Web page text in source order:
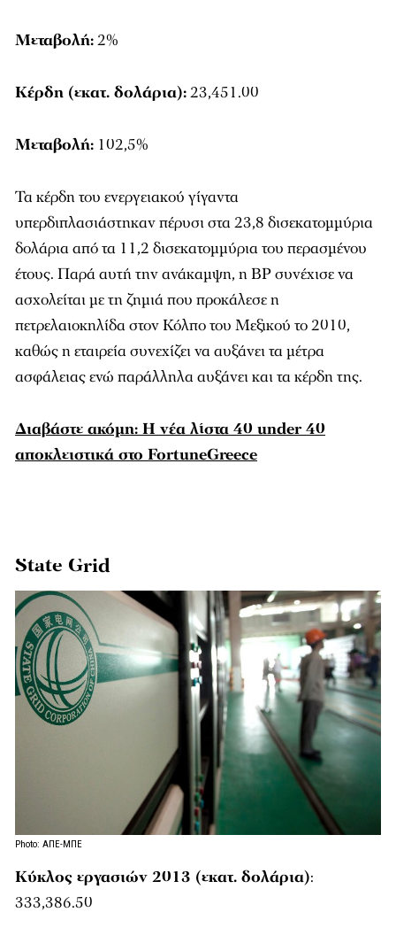
Μεταβολή:2%
Κέρδη (εκατ. δολάρια):23,451.00
Μεταβολή: 102,5%
Τα κέρδη του ενεργειακού γίγαντα
υπερδιπλασιάστηκαν πέρυσι στα 23,8 δισεκατομμύρια
δολάρια από τα 11,2 δισεκατομμύρια του περασμένου
έτους. Παρά αυτή την ανάκαμψη, η ΒΡ συνέχισε να
ασχολείται με τη ζημιά που προκάλεσε η
πετρελαιοκηλίδα στον Κόλπο του Μεξικού το 2010,
καθώς η εταιρεία συνεχίζει να αυξάνει τα μέτρα
ασφάλειας ενώ παράλληλα αυξάνει και τα κέρδη της.
Διαβάστε ακόμη: Η νέα λίστα 40 under 40
αποκλειστικά στο FortuneGreece
State Grid
Photo: ΑΠΕ-ΜΠΕ
Κύκλος εργασιών 2013 (εκατ. δολάρια):
333,386.50